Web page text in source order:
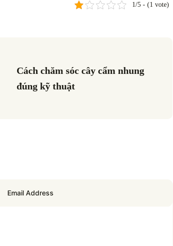
1/5 - (1 vote)
Cách chăm sóc cây cẩm nhung
đúng kỹ thuật